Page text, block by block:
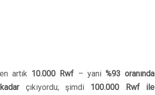
artık 10.000 Rwf – yani %93 oranında
çıkıyordu; şimdi 100.000 Rwf ile